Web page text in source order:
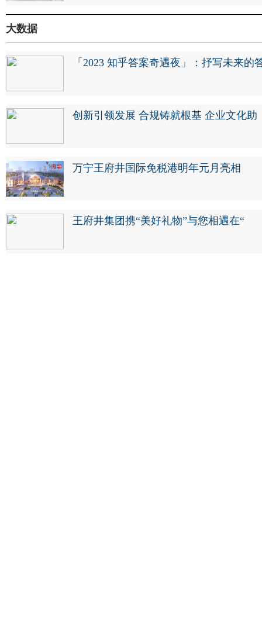
大数据
「2023 知乎答案奇遇夜」：抒写未来的
创新引领发展 合规铸就根基 企业文化助
万宁王府井国际免税港明年元月亮相
王府井集团携“美好礼物”与您相遇在“